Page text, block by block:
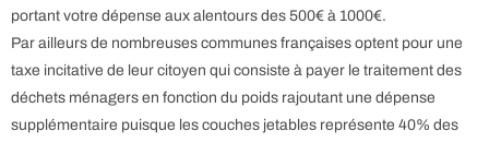
portant votre dépense aux alentours des 500€ à 1000€.
Par ailleurs de nombreuses communes françaises optent pour une
taxe incitative de leur citoyen qui consiste à payer le traitement des
déchets ménagers en fonction du poids rajoutant une dépense
supplémentaire puisque les couches jetables représente 40% des